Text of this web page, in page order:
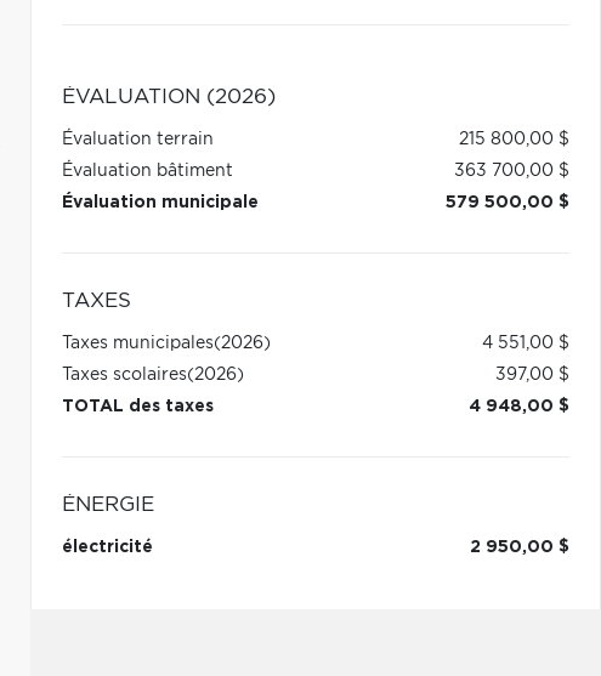
ÉVALUATION (2026)
Évaluation terrain
215 800,00 $
Évaluation bâtiment
363 700,00 $
Évaluation municipale
579 500,00 $
TAXES
Taxes municipales(2026)
4 551,00 $
Taxes scolaires(2026)
397,00 $
TOTAL des taxes
4 948,00 $
ÉNERGIE
électricité 2 950,00 $